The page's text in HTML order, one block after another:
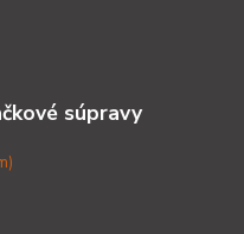
súpravy